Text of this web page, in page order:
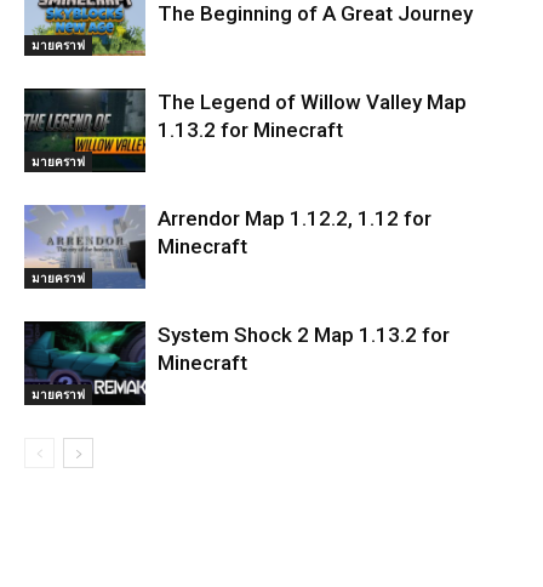
มายคราฟ
The Beginning of A Great Journey
มายคราฟ
The Legend of Willow Valley Map
1.13.2 for Minecraft
มายคราฟ
Arrendor Map 1.12.2, 1.12 for
Minecraft
มายคราฟ
System Shock 2 Map 1.13.2 for
Minecraft